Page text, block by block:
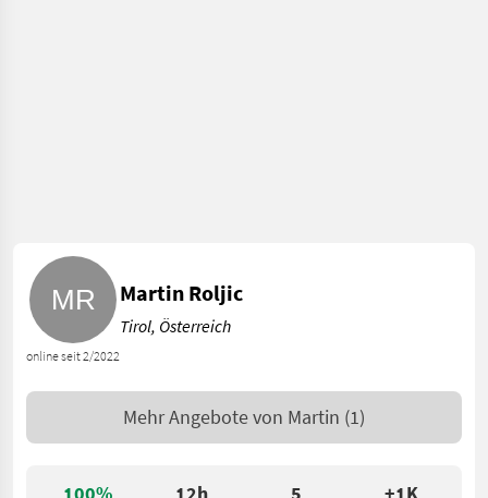
online seit 2/2022
Martin Roljic
Tirol, Österreich
Mehr Angebote von Martin (1)